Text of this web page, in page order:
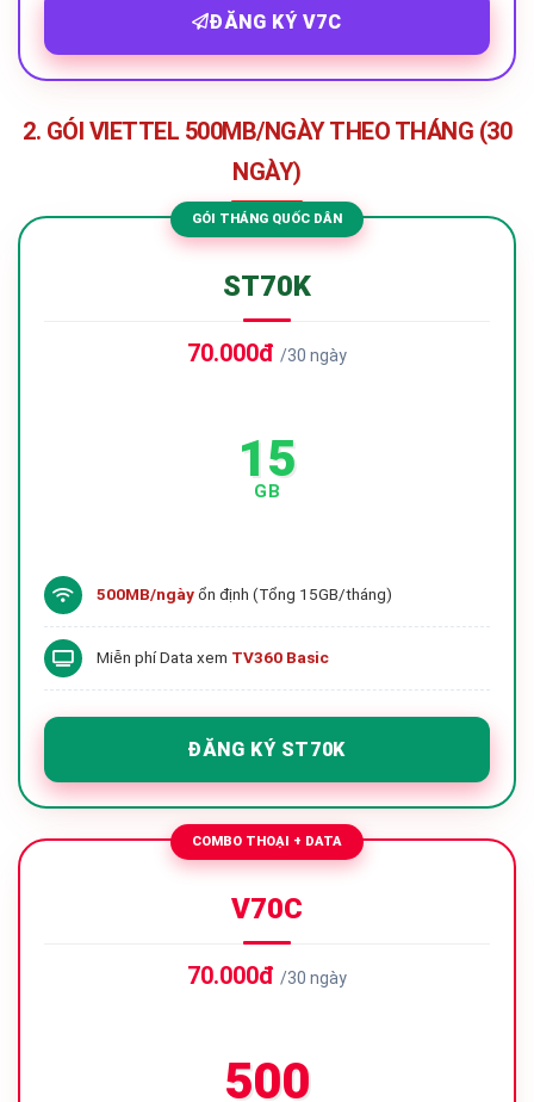
ĐĂNG KÝ V7C
2. GÓI VIETTEL 500MB/NGÀY THEO THÁNG (30
NGÀY)
GÓI THÁNG QUỐC DÂN
ST70K
70.000đ /30 ngày
15
GB
500MB/ngàyổn định (Tổng 15GB/tháng)
Miễn phí Data xem TV360 Basic
ĐĂNG KÝ ST70K
COMBO THOẠI + DATA
V70C
70.000đ /30 ngày
500